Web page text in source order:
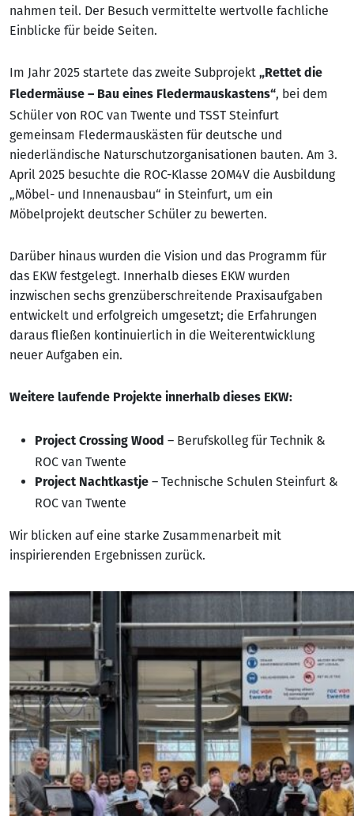
nahmen teil. Der Besuch vermittelte wertvolle fachliche
Einblicke für beide Seiten.
Im Jahr 2025 startete das zweite Subprojekt „Rettet die
Fledermäuse – Bau eines Fledermauskastens“, bei dem
Schüler von ROC van Twente und TSST Steinfurt
gemeinsam Fledermauskästen für deutsche und
niederländische Naturschutzorganisationen bauten. Am 3.
April 2025 besuchte die ROC-Klasse 2OM4V die Ausbildung
„Möbel- und Innenausbau“ in Steinfurt, um ein
Möbelprojekt deutscher Schüler zu bewerten.
Darüber hinaus wurden die Vision und das Programm für
das EKW festgelegt. Innerhalb dieses EKW wurden
inzwischen sechs grenzüberschreitende Praxisaufgaben
entwickelt und erfolgreich umgesetzt; die Erfahrungen
daraus fließen kontinuierlich in die Weiterentwicklung
neuer Aufgaben ein.
Weitere laufende Projekte innerhalb dieses EKW:
Project Crossing Wood – Berufskolleg für Technik &
ROC van Twente
Project Nachtkastje – Technische Schulen Steinfurt &
ROC van Twente
Wir blicken auf eine starke Zusammenarbeit mit
inspirierenden Ergebnissen zurück.